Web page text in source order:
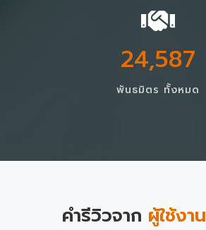
24,587
พันธมิตร ทั้งหมด
คำรีวิวจาก ผู้ใช้งาน